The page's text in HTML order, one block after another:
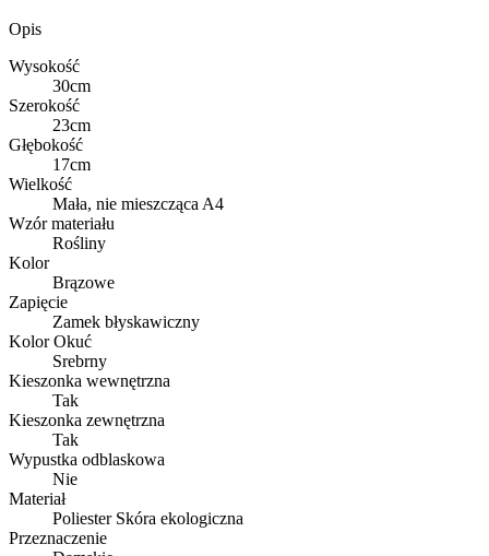
Opis
Wysokość
30cm
Szerokość
23cm
Głębokość
17cm
Wielkość
Mała, nie mieszcząca A4
Wzór materiału
Rośliny
Kolor
Brązowe
Zapięcie
Zamek błyskawiczny
Kolor Okuć
Srebrny
Kieszonka wewnętrzna
Tak
Kieszonka zewnętrzna
Tak
Wypustka odblaskowa
Nie
Materiał
Poliester Skóra ekologiczna
Przeznaczenie